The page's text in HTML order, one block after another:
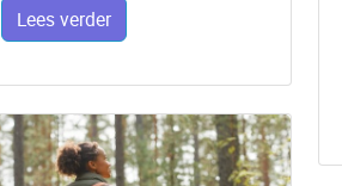
Lees verder